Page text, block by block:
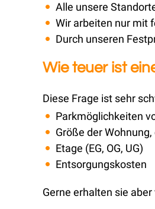
Alle unsere
Wir arbeiten nur mit
Durch unseren
Wie teuer ist
Diese Frage ist sehr
Parkmöglichkeiten
Größe der
Etage (EG, OG, UG)
Entsorgungskosten
Gerne erhalten sie